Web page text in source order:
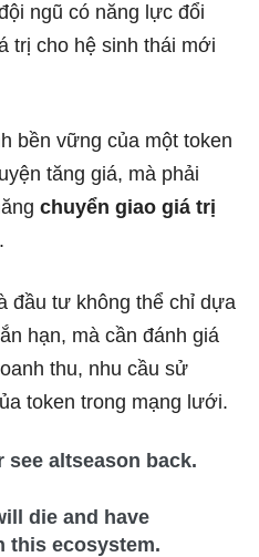
ngũ có năng lực đổi
trị cho hệ sinh thái mới
bền vững của một token
tăng giá, mà phải
chuyển giao giá trị
.
đầu tư không thể chỉ dựa
hạn, mà cần đánh giá
thu, nhu cầu sử
token trong mạng lưới.
altseason back.
die and have
this ecosystem.